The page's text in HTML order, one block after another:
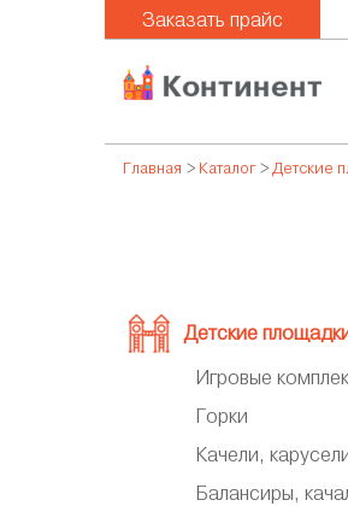
Заказать прайс
Главная > Каталог> Детские
Детские
Игровые
Горки
Качели,
Балансиры,